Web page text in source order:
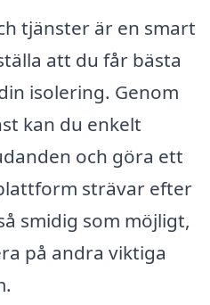
tjänster är en smart
att du får bästa
isolering. Genom
kan du enkelt
och göra ett
strävar efter
smidig som möjligt,
på andra viktiga